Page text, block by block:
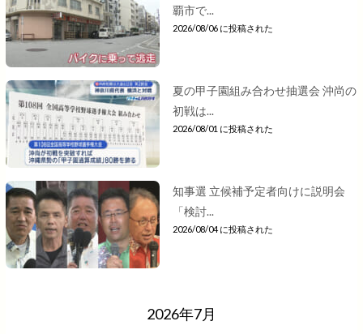
覇市で...
2026/08/06 に投稿された
夏の甲子園組み合わせ抽選会 沖尚の
初戦は...
2026/08/01 に投稿された
知事選 立候補予定者向けに説明会
「検討...
2026/08/04 に投稿された
2026年7月